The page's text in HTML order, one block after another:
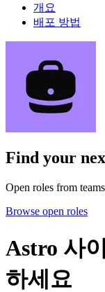
개요
배포 방법
Find your
Open roles from
Browse open roles
Astro 사
하세요